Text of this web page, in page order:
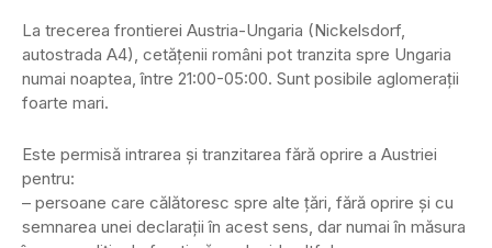
La trecerea frontierei Austria-Ungaria (Nickelsdorf,
autostrada A4), cetățenii români pot tranzita spre Ungaria
numai noaptea, între 21:00-05:00. Sunt posibile aglomerații
foarte mari.
Este permisă intrarea și tranzitarea fără oprire a Austriei
pentru:
– persoane care călătoresc spre alte țări, fără oprire și cu
semnarea unei declarații în acest sens, dar numai în măsura